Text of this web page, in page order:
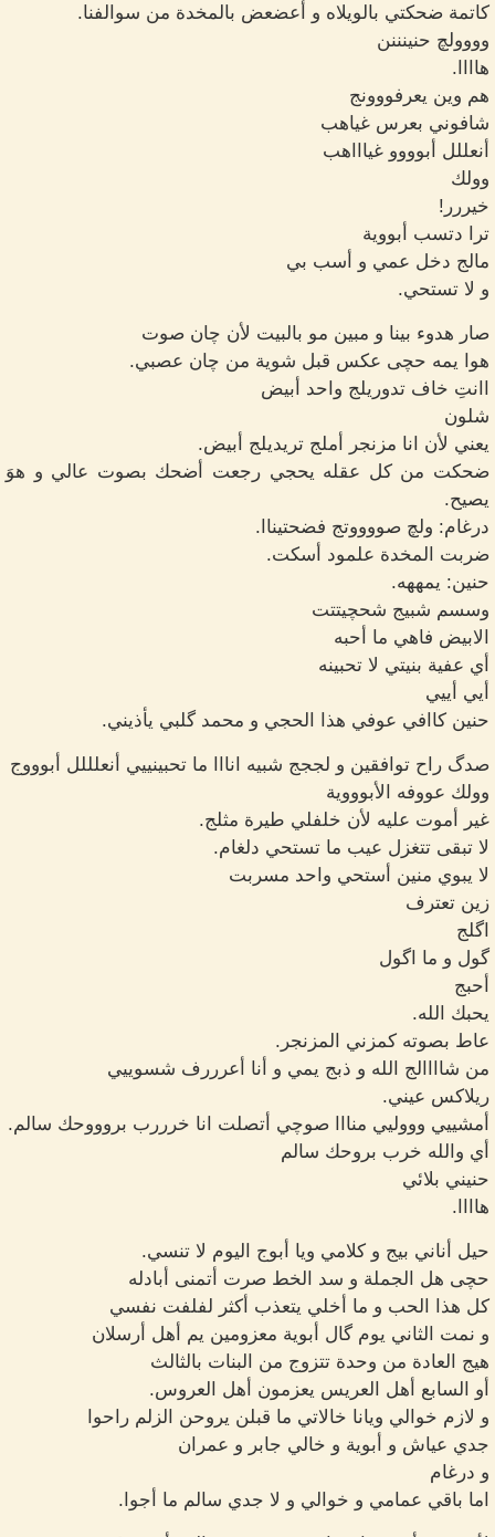
كاتمة ضحكتي بالويلاه و أعضعض بالمخدة من سوالفنا.
وووولچ حنينننن
هاااا.
هم وين يعرفووونج
شافوني بعرس غياهب
أنعللل أبوووو غياااهب
وولك
خيررر!
ترا دتسب أبووية
مالج دخل عمي و أسب بي
و لا تستحي.
صار هدوء بينا و مبين مو بالبيت لأن چان صوت
هوا يمه حچى عكس قبل شوية من چان عصبي.
اانتِ خاف تدوريلج واحد أبيض
شلون
يعني لأن انا مزنجر أملج تريديلج أبيض.
ضحكت من كل عقله يحجي رجعت أضحك بصوت عالي و هوَ
يصيح.
درغام: ولچ صووووتج فضحتيناا.
ضربت المخدة علمود أسكت.
حنين: يمههه.
وسسم شبيج شحچيتتت
الابيض فاهي ما أحبه
أي عفية بنيتي لا تحبينه
أيي أييي
حنين كاافي عوفي هذا الحجي و محمد گلبي يأذيني.
صدگ راح توافقين و لججج شبيه انااا ما تحبينييي أنعلللل أبوووج
وولك عووفه الأبوووية
غير أموت عليه لأن خلفلي طيرة مثلج.
لا تبقى تتغزل عيب ما تستحي دلغام.
لا يبوي منين أستحي واحد مسربت
زين تعترف
اگلج
گول و ما اگول
أحبج
يحبك الله.
عاط بصوته كمزني المزنجر.
من شاااالج الله و ذبج يمي و أنا أعرررف شسوييي
ريلاكس عيني.
أمشييي وووليي منااا صوچي أتصلت انا خرررب بروووحك سالم.
أي والله خرب بروحك سالم
حنيني بلائي
هاااا.
حيل أناني بيج و كلامي ويا أبوج اليوم لا تنسي.
حچى هل الجملة و سد الخط صرت أتمنى أبادله
كل هذا الحب و ما أخلي يتعذب أكثر لفلفت نفسي
و نمت الثاني يوم گال أبوية معزومين يم أهل أرسلان
هيج العادة من وحدة تتزوج من البنات بالثالث
أو السابع أهل العريس يعزمون أهل العروس.
و لازم خوالي ويانا خالاتي ما قبلن يروحن الزلم راحوا
جدي عياش و أبوية و خالي جابر و عمران
و درغام
اما باقي عمامي و خوالي و لا جدي سالم ما أجوا.